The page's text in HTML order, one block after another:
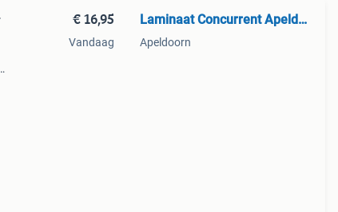
€ 16,95
Vandaag
Laminaat Concurrent Apeldoorn
Apeldoorn